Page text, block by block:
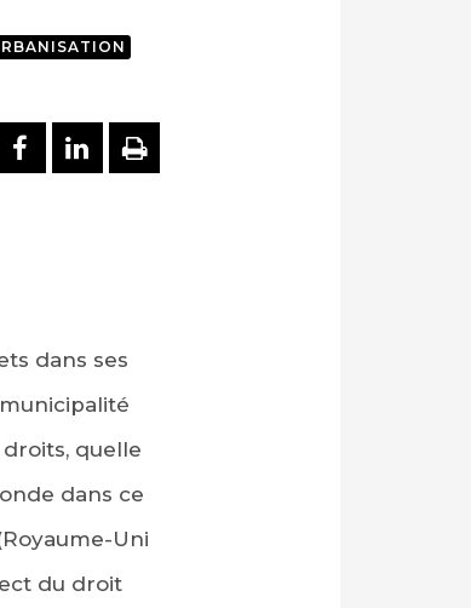
PARTAGER SUR FACEBOOK
PARTAGER SUR
IMPRIMER
dans ses
quelle
dans ce
Uni
du droit